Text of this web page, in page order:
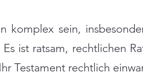
komplex sein,
ist ratsam, rechtlichen
Testament rechtlich